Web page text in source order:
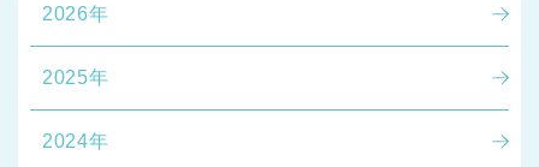
千葉県
埼玉県 全域
2026年
2025年
2024年